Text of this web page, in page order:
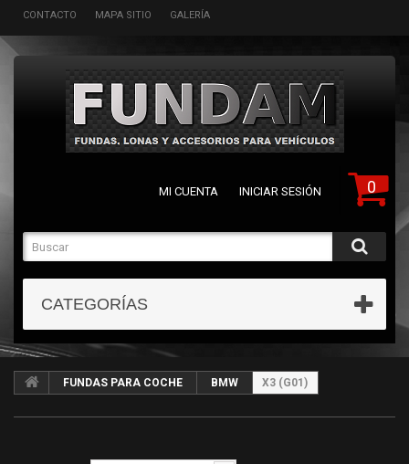
CONTACTO MAPA SITIO GALERÍA
0
MI CUENTA INICIAR SESIÓN
CATEGORÍAS
FUNDAS PARA COCHE BMW X3 (G01)